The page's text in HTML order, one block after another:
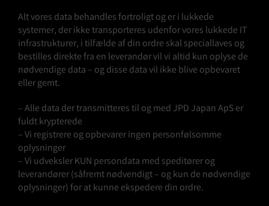
Alt vores data behandles fortroligt og er i lukkede
systemer, der ikke transporteres udenfor vores lukkede IT
infrastrukturer, i tilfælde af din ordre skal speciallaves og
bestilles direkte fra en leverandør vil vi altid kun oplyse de
nødvendige data – og disse data vil ikke blive opbevaret
eller gemt.
– Alle data der transmitteres til og med JPD Japan ApS er
fuldt krypterede
– Vi registrere og opbevarer ingen personfølsomme
oplysninger
– Vi udveksler KUN persondata med speditører og
leverandører (såfremt nødvendigt – og kun de nødvendige
oplysninger) for at kunne ekspedere din ordre.